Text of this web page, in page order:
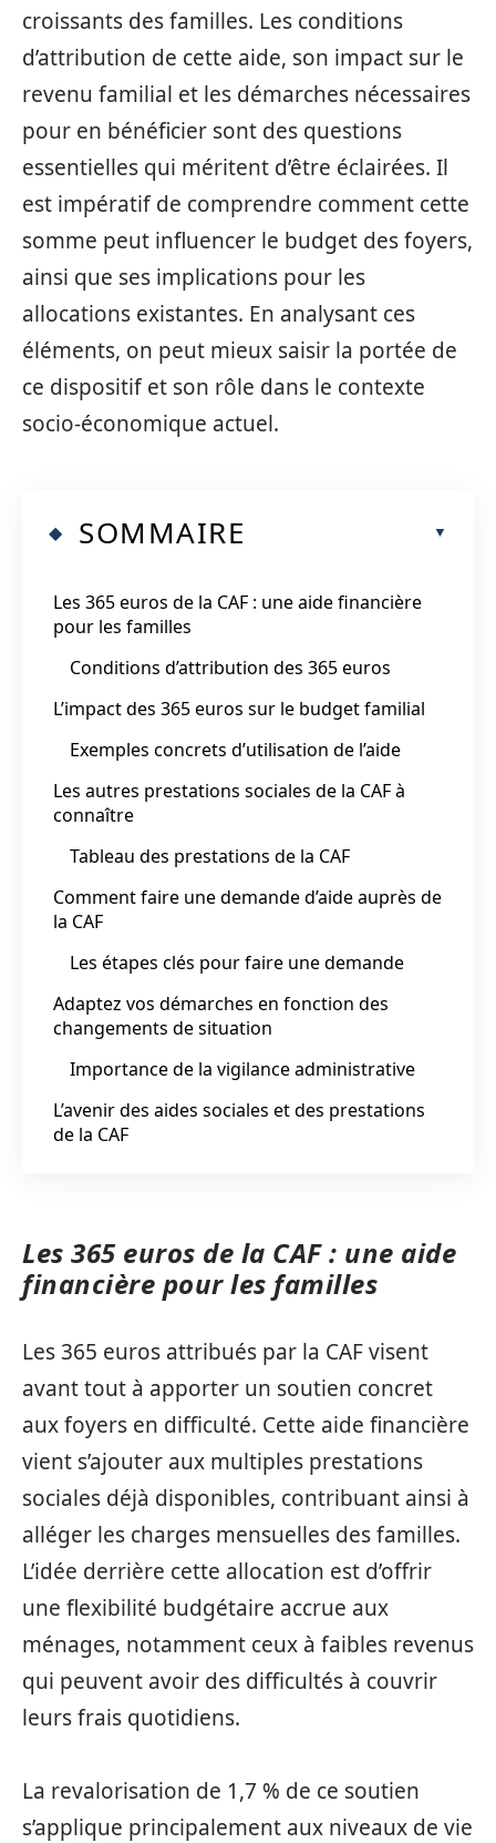
croissants des familles. Les conditions
d’attribution de cette aide, son impact sur le
revenu familial et les démarches nécessaires
pour en bénéficier sont des questions
essentielles qui méritent d’être éclairées. Il
est impératif de comprendre comment cette
somme peut influencer le budget des foyers,
ainsi que ses implications pour les
allocations existantes. En analysant ces
éléments, on peut mieux saisir la portée de
ce dispositif et son rôle dans le contexte
socio-économique actuel.
SOMMAIRE
Les 365 euros de la CAF : une aide financière
pour les familles
Conditions d’attribution des 365 euros
L’impact des 365 euros sur le budget familial
Exemples concrets d’utilisation de l’aide
Les autres prestations sociales de la CAF à
connaître
Tableau des prestations de la CAF
Comment faire une demande d’aide auprès de
la CAF
Les étapes clés pour faire une demande
Adaptez vos démarches en fonction des
changements de situation
Importance de la vigilance administrative
L’avenir des aides sociales et des prestations
de la CAF
Les 365 euros de la CAF : une aide
financière pour les familles
Les 365 euros attribués par la CAF visent
avant tout à apporter un soutien concret
aux foyers en difficulté. Cette aide financière
vient s’ajouter aux multiples prestations
sociales déjà disponibles, contribuant ainsi à
alléger les charges mensuelles des familles.
L’idée derrière cette allocation est d’offrir
une flexibilité budgétaire accrue aux
ménages, notamment ceux à faibles revenus
qui peuvent avoir des difficultés à couvrir
leurs frais quotidiens.
La revalorisation de 1,7 % de ce soutien
s’applique principalement aux niveaux de vie